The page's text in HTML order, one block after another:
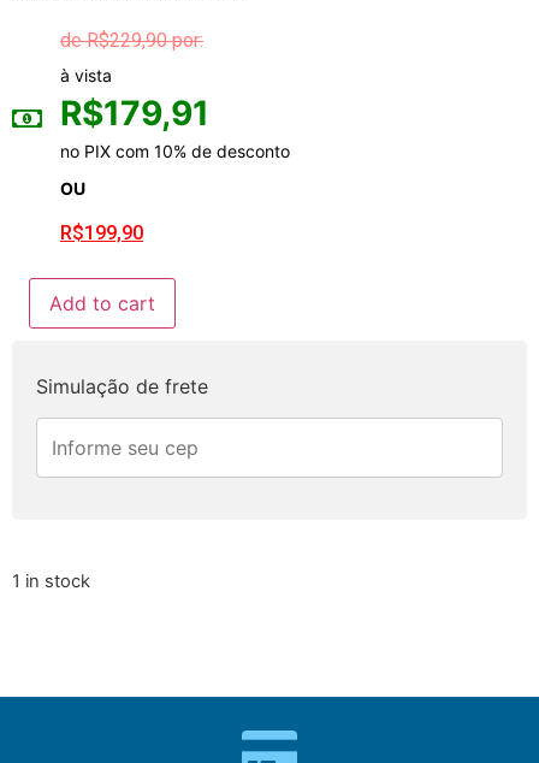
R$229,90
R$199,90
à vista
R$179,91
no PIX com 10% de desconto
OU
Add to cart
Simulação de frete
1 in stock